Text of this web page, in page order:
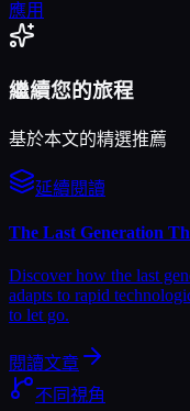
應用
繼續您的旅程
基於本文的精選推薦
延續閱讀
The Last Generation
Discover how the last
adapts to rapid
to let go.
閱讀文章
不同視角